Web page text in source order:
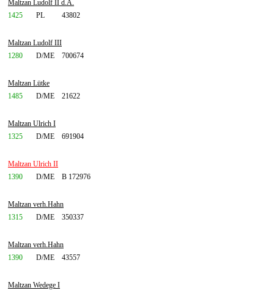
Maltzan Ludolf II d.Ä.
1425
PL 43802
Maltzan Ludolf III
1280
D/ME 700674
Maltzan Lütke
1485
D/ME 21622
Maltzan Ulrich I
1325
D/ME 691904
Maltzan Ulrich II
1390
D/ME B 172976
Maltzan verh.Hahn
1315
D/ME 350337
Maltzan verh.Hahn
1390
D/ME 43557
Maltzan Wedege I